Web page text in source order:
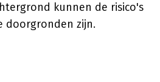
kunnen de risico's
doorgronden zijn.